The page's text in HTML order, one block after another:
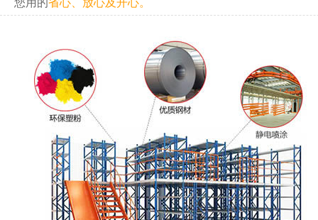
您用的 省心、放心及开心。